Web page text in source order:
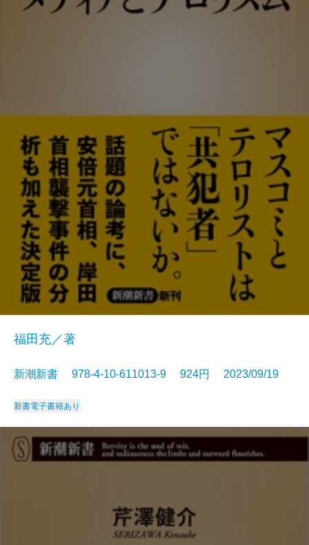
福田充／著
新潮新書 978-4-10-611013-9 924円 2023/09/19
新書電子書籍あり